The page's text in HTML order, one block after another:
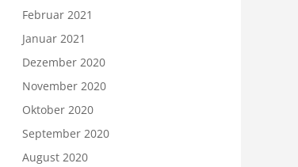
Februar 2021
Januar 2021
Dezember 2020
November 2020
Oktober 2020
September 2020
August 2020